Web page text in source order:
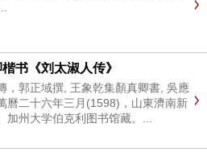
书《刘太淑人传》
，郭正域撰, 王象乾集顏真卿書, 吳應
曆二十六年三月(1598)，山東濟南新
加州大学伯克利图书馆藏。...